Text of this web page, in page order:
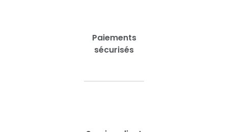
Paiements
sécurisés